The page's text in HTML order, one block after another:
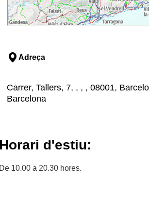
Adreça
Carrer, Tallers, 7, , , , 08001,
Barcelona
Horari d'estiu:
De 10.00 a 20.30 hores.